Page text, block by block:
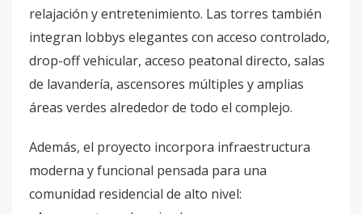
relajación y entretenimiento. Las torres también
integran lobbys elegantes con acceso controlado,
drop-off vehicular, acceso peatonal directo, salas
de lavandería, ascensores múltiples y amplias
áreas verdes alrededor de todo el complejo.
Además, el proyecto incorpora infraestructura
moderna y funcional pensada para una
comunidad residencial de alto nivel: